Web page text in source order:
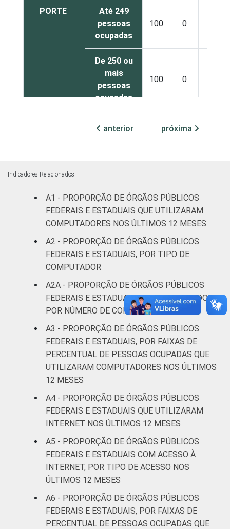
PORTE
Até 249
pessoas
ocupadas
100 0
De 250 ou
mais
pessoas
ocupadas
100 0
¹ Base: 1.586 órgãos públicos federais e
anterior próxima
Indicadores Relacionados
A1 - PROPORÇÃO DE ÓRGÃOS PÚBLICOS
FEDERAIS E ESTADUAIS QUE UTILIZARAM
COMPUTADORES NOS ÚLTIMOS 12 MESES
A2 - PROPORÇÃO DE ÓRGÃOS PÚBLICOS
FEDERAIS E ESTADUAIS, POR TIPO DE
COMPUTADOR
A2A - PROPORÇÃO DE ÓRGÃOS PÚBLICOS
FEDERAIS E ESTADUAIS COM COMPUTADOR,
POR NÚMERO DE COMPUTADORES
A3 - PROPORÇÃO DE ÓRGÃOS PÚBLICOS
FEDERAIS E ESTADUAIS, POR FAIXAS DE
PERCENTUAL DE PESSOAS OCUPADAS QUE
UTILIZARAM COMPUTADORES NOS ÚLTIMOS
12 MESES
A4 - PROPORÇÃO DE ÓRGÃOS PÚBLICOS
FEDERAIS E ESTADUAIS QUE UTILIZARAM
INTERNET NOS ÚLTIMOS 12 MESES
A5 - PROPORÇÃO DE ÓRGÃOS PÚBLICOS
FEDERAIS E ESTADUAIS COM ACESSO À
INTERNET, POR TIPO DE ACESSO NOS
ÚLTIMOS 12 MESES
A6 - PROPORÇÃO DE ÓRGÃOS PÚBLICOS
FEDERAIS E ESTADUAIS, POR FAIXAS DE
PERCENTUAL DE PESSOAS OCUPADAS QUE